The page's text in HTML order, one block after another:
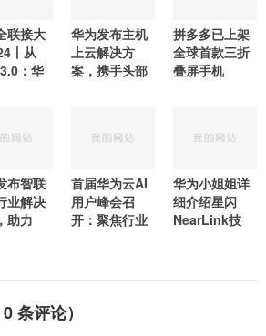
联接大
丨从
：华
华为发布主机
上云解决方
案，携手头部
拼多多已上架
全球首款三折
叠屏手机
布智联
业解决
助力
首届华为云AI
用户峰会召
开：聚焦行业
华为小姐姐详
细介绍星闪
NearLink技
0条评论）